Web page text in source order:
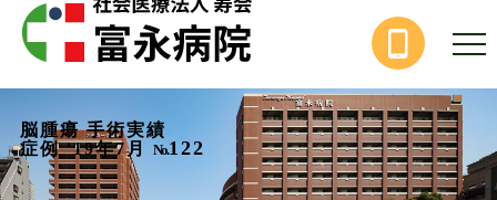
脳腫瘍 手術実績
症例 '19年7月
No.122